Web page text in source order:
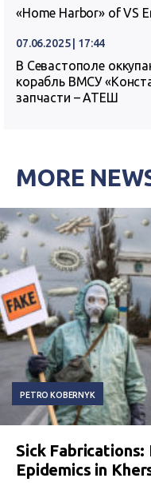
«Home Harbor» of VS
07.06.2025 | 17:44
В Севастополе
корабль ВМСУ
запчасти – АТЕШ
MORE
PETRO KOBERNYK
Sick Fabrications:
Epidemics in